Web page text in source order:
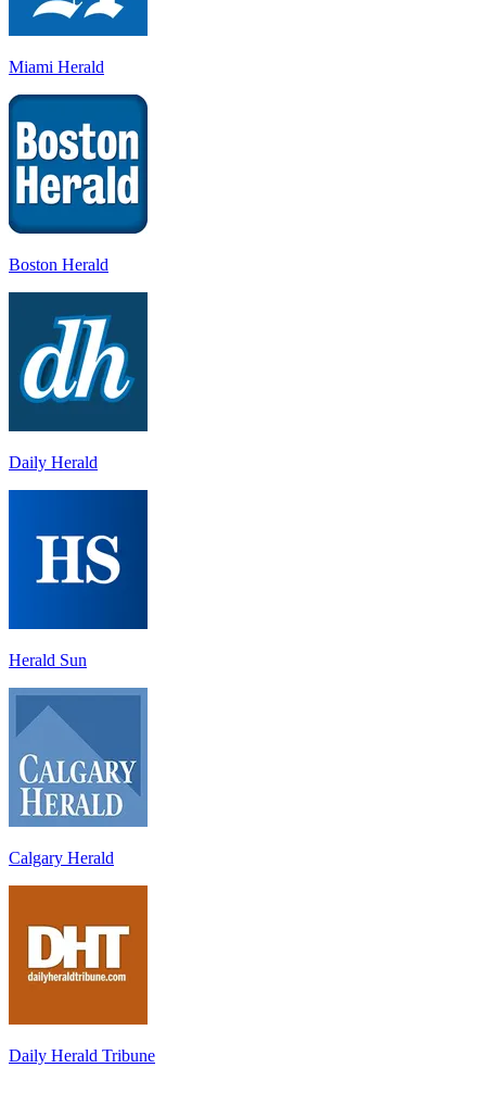
Miami Herald
Boston Herald
Daily Herald
Herald Sun
Calgary Herald
Daily Herald Tribune